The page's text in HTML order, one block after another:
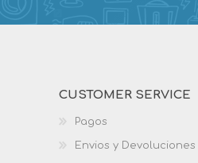
CUSTOMER SERVICE
Pagos
Envios y Devoluciones